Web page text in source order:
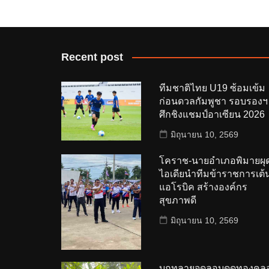
Recent post
ทีมชาติไทย U19 ซ้อมเข้ม
ก่อนดวลกัมพูชา รอบรองฯ
ศึกชิงแชมป์อาเซียน 2026
มิถุนายน 10, 2569
โคราช-นายอำเภอพิมายผุ
ไอเดียนำทีมข้าราชการเต้
แอโรบิค สร้างองค์กร
สุขภาพดี
มิถุนายน 10, 2569